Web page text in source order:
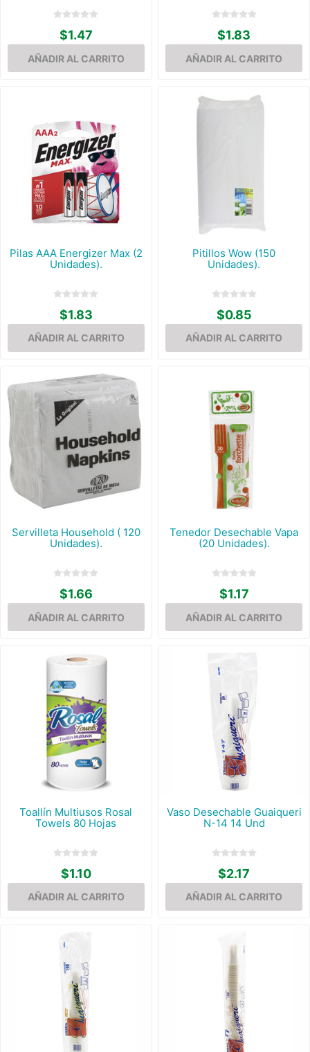
$1.47 $1.83
Pilas AAA Energizer Max (2
Unidades).
$1.83
Pitillos Wow (150
Unidades).
$0.85
Servilleta Household ( 120
Unidades).
$1.66
Tenedor Desechable Vapa
(20 Unidades).
$1.17
Toallín Multiusos Rosal
Towels 80 Hojas
$1.10
Vaso Desechable Guaiqueri
N-14 14 Und
$2.17